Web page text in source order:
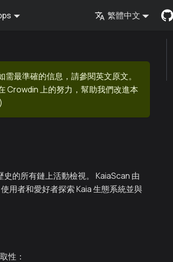
繁體中文
最準確的信息，請參閱英文原文。
Crowdin 上的努力，幫助我們改進本
)
的所有鏈上活動檢視。 KaiaScan 由
用者和愛好者探索 Kaia 生態系統並與
性：